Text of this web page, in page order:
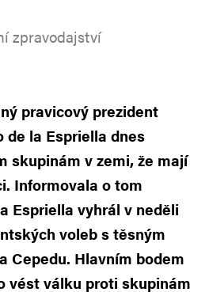
zpravodajství
pravicový prezident
de la Espriella dnes
skupinám v zemi, že mají
Informovala o tom
Espriella vyhrál v neděli
voleb s těsným
Cepedu. Hlavním bodem
vést válku proti skupinám